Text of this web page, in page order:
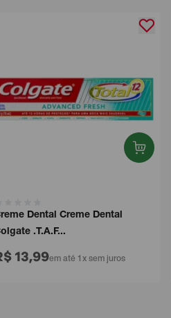
Dental Creme Dental
.T.A.F...
13,99em até 1x sem juros